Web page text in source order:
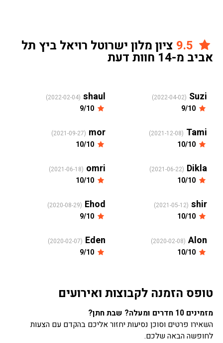
ציון מלון ישרוטל רויאל ביץ תל
אביב מ-14 חוות דעת
Suzi
(2022-04-02)
shaul
(2022-02-04)
Tami
(2021-12-08)
mor
(2021-09-27)
Dikla
(2021-06-22)
omri
(2021-06-18)
shir
(2021-05-12)
Ehod
(2020-08-29)
Alon
(2020-02-08)
Eden
(2020-02-07)
טופס הזמנה לקבוצות ואירועים
מזמינים 10 חדרים ומעלה? שבת חתן?
השאירו פרטים וסוכן נסיעות יחזור אליכם בהקדם עם הצעות
לחופשה הבאה שלכם.